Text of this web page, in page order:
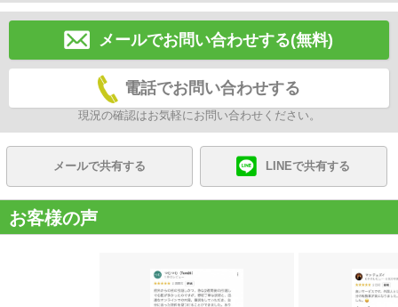
メールでお問い合わせする(無料)
電話でお問い合わせする
現況の確認はお気軽にお問い合わせください。
メールで共有する LINEで共有する
お客様の声